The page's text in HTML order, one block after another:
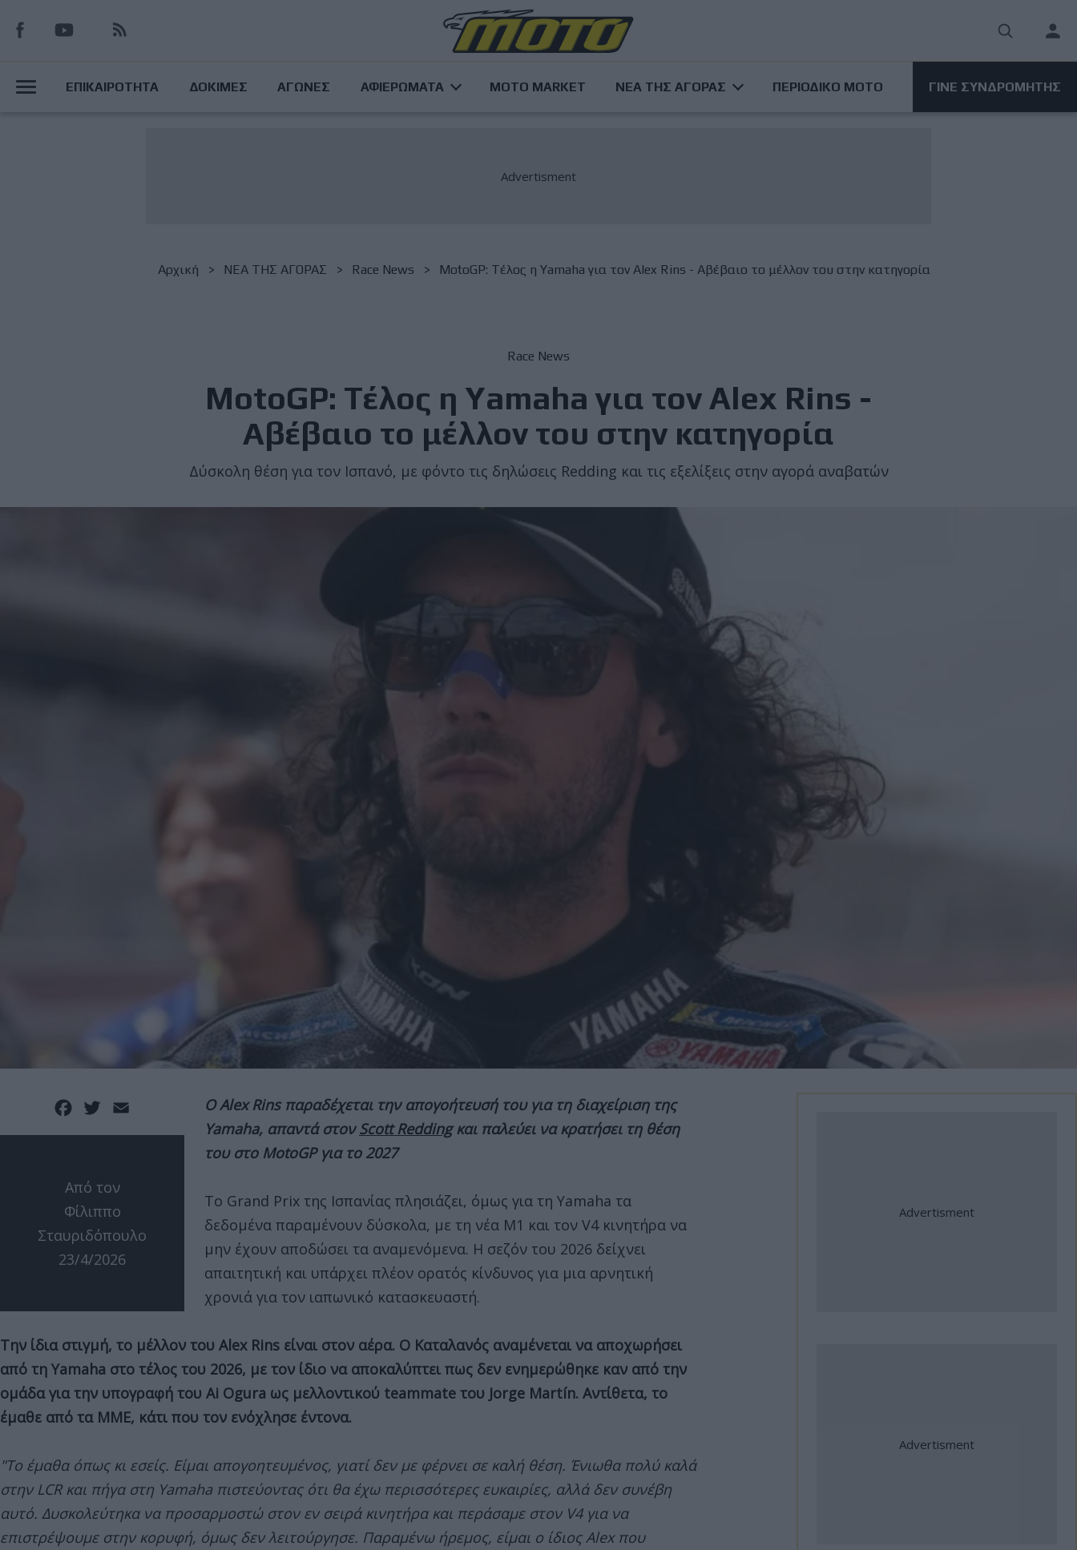
προς
κυρίως
User
MainΕΠΙΚΑΙΡΟΤΗΤΑ ΔΟΚΙΜΕΣ ΑΓΩΝΕΣ ΑΦΙΕΡΩΜΑΤΑ MOTO MARKET ΝΕΑ ΤΗΣ ΑΓΟΡΑΣ ΠΕΡΙΟΔΙΚΟ ΜΟΤΟ ΓΙΝΕ ΣΥΝΔΡΟΜΗΤΗΣ
Breadcrumb
Αρχική NΕΑ ΤΗΣ ΑΓΟΡΑΣ Race News MotoGP: Tέλος η Yamaha για τον Alex Rins - Αβέβαιο το μέλλον του στην κατηγορία
Race News
MotoGP: Tέλος η Yamaha για τον Alex Rins -
Αβέβαιο το μέλλον του στην κατηγορία
Δύσκολη θέση για τον Ισπανό, με φόντο τις δηλώσεις Redding και τις εξελίξεις στην αγορά αναβατών
Facebook
Twitter
Από τον
Φίλιππο
Σταυριδόπουλο
23/4/2026
ΟAlexRins παραδέχεται την απογοήτευσή του για τη διαχείριση της
Yamaha, απαντά στονScottReddingκαι παλεύει να κρατήσει τη θέση
του στο MotoGP για το 2027
Το Grand Prix της Ισπανίας πλησιάζει, όμως για τη Yamaha τα
δεδομένα παραμένουν δύσκολα, με τη νέα M1 και τον V4 κινητήρα να
μην έχουν αποδώσει τα αναμενόμενα. Η σεζόν του 2026 δείχνει
απαιτητική και υπάρχει πλέον ορατός κίνδυνος για μια αρνητική
χρονιά για τον ιαπωνικό κατασκευαστή.
Την ίδια στιγμή, το μέλλον του Αlex Rins είναι στον αέρα. Ο Καταλανός αναμένεται να αποχωρήσει
από τη Yamaha στο τέλος του 2026, με τον ίδιο να αποκαλύπτει πως δεν ενημερώθηκε καν από την
ομάδα για την υπογραφή του Ai Ogura ως μελλοντικού teammate του Jorge Martín. Αντίθετα, το
έμαθε από τα ΜΜΕ, κάτι που τον ενόχλησε έντονα.
"Το έμαθα όπως κι εσείς. Είμαι απογοητευμένος, γιατί δεν με φέρνει σε καλή θέση. Ένιωθα πολύ καλά
στην LCR και πήγα στη Yamaha πιστεύοντας ότι θα έχω περισσότερες ευκαιρίες, αλλά δεν συνέβη
αυτό. Δυσκολεύτηκα να προσαρμοστώ στον εν σειρά κινητήρα και περάσαμε στον V4 για να
επιστρέψουμε στην κορυφή, όμως δεν λειτούργησε. Παραμένω ήρεμος, είμαι ο ίδιος Alex που